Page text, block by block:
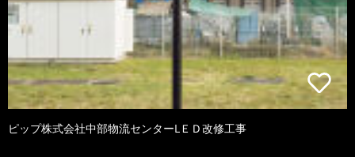
ピップ株式会社中部物流センターLＥＤ改修工事